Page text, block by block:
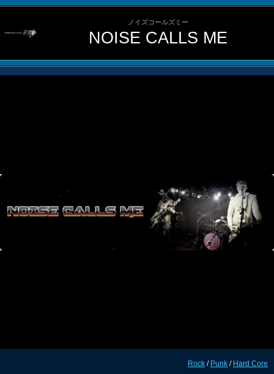
ノイズコールズミー
NOISE CALLS ME
Rock / Punk / Hard Core